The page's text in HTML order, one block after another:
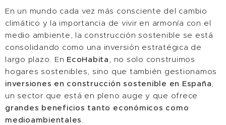
En un mundo cada vez más consciente del cambio
climático y la importancia de vivir en armonía con el
medio ambiente, la construcción sostenible se está
consolidando como una inversión estratégica de
largo plazo. En EcoHabita, no solo construimos
hogares sostenibles, sino que también gestionamos
inversiones en construcción sostenible en España,
un sector que está en pleno auge y que ofrece
grandes beneficios tanto económicos como
medioambientales.